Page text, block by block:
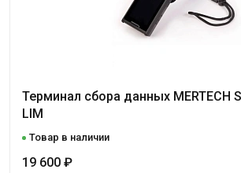
Терминал сбора данных MERTECH
LIM
Товар в наличии
19 600 ₽